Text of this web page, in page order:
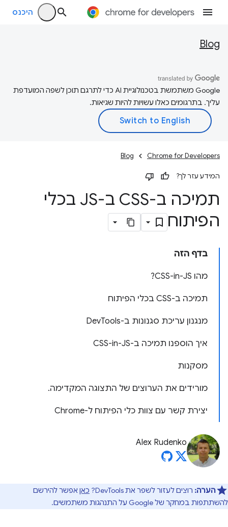
היכנס
Blog
‫Google משתמשת בטכנולוגיית AI כדי לתרגם תוכן לשפה המועדפת
עליך. בתרגומים כאלו עשויות להיות שגיאות.
Chrome for Developers
Blog
המידע עזר לך?
תמיכה ב-CSS ב-JS בכלי
הפיתוח
בדף הזה
מהו CSS-in-JS?
תמיכה ב-CSS בכלי הפיתוח
מנגנון עריכת סגנונות ב-DevTools
איך הוספנו תמיכה ב-CSS-in-JS
מסקנות
מורידים את הערוצים של התצוגה המקדימה.
יצירת קשר עם צוות כלי הפיתוח ל-Chrome
Alex Rudenko
הערה: רוצים לעזור לשפר את DevTools? כאןאפשר להירשם
להשתתפות במחקר של Google על התנהגות משתמשים.